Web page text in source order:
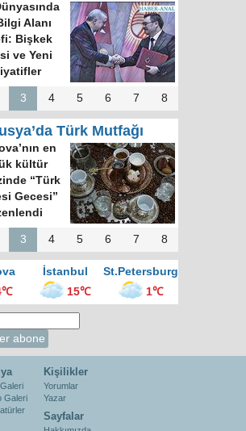
Alanı
Bişkek
ve Yeni
3 4 5 6 7 8
Türk Mutfağı
en
kültür
“Türk
Gecesi”
3 4 5 6 7 8
İstanbul
St.Petersburg
15℃ 1℃
Galeri
Kişilikler
Yorumlar
Yazar
Sayfalar